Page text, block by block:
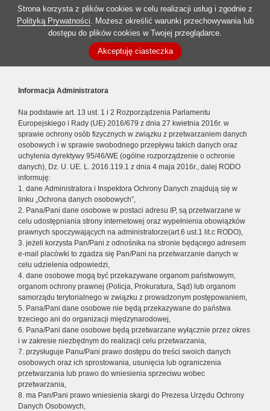
Strona korzysta z plików cookies w celu realizacji usług i zgodnie z
Polityką Prywatności. Możesz określić warunki przechowywania lub
dostępu do plików cookies w Twojej przeglądarce.
Akceptuję ciasteczka
Informacja Administratora
Na podstawie art. 13 ust. 1 i 2 Rozporządzenia Parlamentu
Europejskiego i Rady (UE) 2016/679 z dnia 27 kwietnia 2016r. w
sprawie ochrony osób fizycznych w związku z przetwarzaniem danych
osobowych i w sprawie swobodnego przepływu takich danych oraz
uchylenia dyrektywy 95/46/WE (ogólne rozporządzenie o ochronie
danych), Dz. U. UE. L. 2016.119.1 z dnia 4 maja 2016r., dalej RODO
informuję:
1. dane Administratora i Inspektora Ochrony Danych znajdują się w
linku „Ochrona danych osobowych”,
2. Pana/Pani dane osobowe w postaci adresu IP, są przetwarzane w
celu udostępniania strony internetowej oraz wypełnienia obowiązków
prawnych spoczywających na administratorze(art.6 ust.1 lit.c RODO),
3. jeżeli korzysta Pan/Pani z odnośnika na stronie będącego adresem
e-mail placówki to zgadza się Pan/Pani na przetwarzanie danych w
celu udzielenia odpowiedzi,
4. dane osobowe mogą być przekazywane organom państwowym,
organom ochrony prawnej (Policja, Prokuratura, Sąd) lub organom
samorządu terytorialnego w związku z prowadzonym postępowaniem,
5. Pana/Pani dane osobowe nie będą przekazywane do państwa
trzeciego ani do organizacji międzynarodowej,
6. Pana/Pani dane osobowe będą przetwarzane wyłącznie przez okres
i w zakresie niezbędnym do realizacji celu przetwarzania,
7. przysługuje Panu/Pani prawo dostępu do treści swoich danych
osobowych oraz ich sprostowania, usunięcia lub ograniczenia
przetwarzania lub prawo do wniesienia sprzeciwu wobec
przetwarzania,
8. ma Pan/Pani prawo wniesienia skargi do Prezesa Urzędu Ochrony
Danych Osobowych,